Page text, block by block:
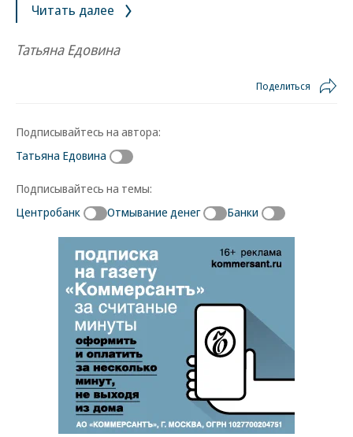
Читать далее
Татьяна Едовина
Поделиться
Подписывайтесь на автора:
Татьяна Едовина
Подписывайтесь на темы:
Центробанк
Отмывание денег Банки